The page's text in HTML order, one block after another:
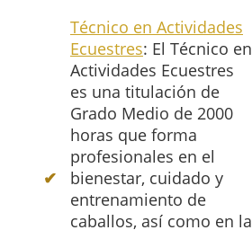
Técnico en Actividades
Ecuestres: El Técnico en
Actividades Ecuestres
es una titulación de
Grado Medio de 2000
horas que forma
profesionales en el
bienestar, cuidado y
entrenamiento de
caballos, así como en la